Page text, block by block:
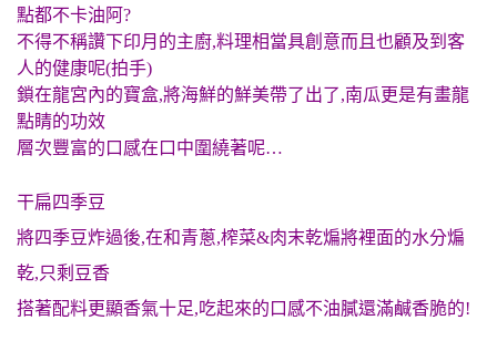
點都不卡油阿?
不得不稱讚下印月的主廚,料理相當具創意而且也顧及到客
人的健康呢(拍手)
鎖在龍宮內的寶盒,將海鮮的鮮美帶了出了,南瓜更是有畫龍
點睛的功效
層次豐富的口感在口中圍繞著呢…
干扁四季豆
將四季豆炸過後,在和青蔥,榨菜&肉末乾煸將裡面的水分煸
乾,只剩豆香
搭著配料更顯香氣十足,吃起來的口感不油膩還滿鹹香脆的!